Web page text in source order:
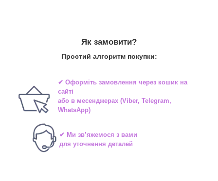
Як замовити?
Простий алгоритм покупки:
✔ Оформіть замовлення через кошик на
сайті
або в месенджерах(Viber, Telegram,
WhatsApp)
✔ Ми зв’яжемося з вами
для уточнення деталей